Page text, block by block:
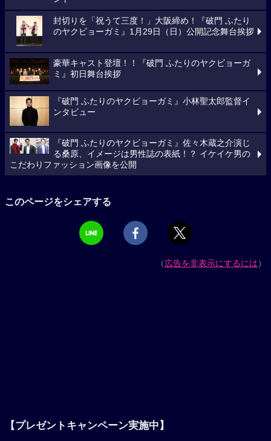
封切りを「祝うて三度！」大阪締め！『破門 ふたり
のヤクビョーガミ』1月29日（日）公開記念舞台挨拶
豪華キャスト登壇！！『破門 ふたりのヤクビョーガ
ミ』初日舞台挨拶
『破門 ふたりのヤクビョーガミ』小林聖太郎監督イ
ンタビュー
『破門 ふたりのヤクビョーガミ』佐々木蔵之介演じ
る桑原、イメージは男性誌の表紙！？ イケイケ男の
こだわりファッション画像を公開
このページをシェアする
（広告を非表示にするには）
【プレゼントキャンペーン実施中】